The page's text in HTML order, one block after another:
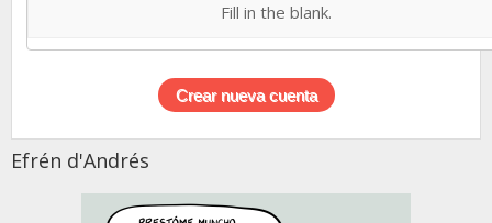
Fill in the blank.
Efrén d'Andrés